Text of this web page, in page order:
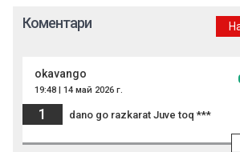
Коментари
okavango
19:48 | 14 май 2026 г.
1 dano go razkarat Juve toq ***